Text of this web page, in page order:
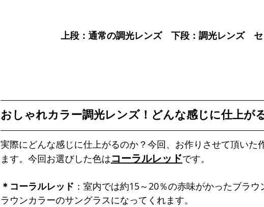
上段：通常の調光レンズ　下段：調光レンズ　
おしゃれカラー調光レンズ！どんな感じに仕上が
実際にどんな感じに仕上がるのか？今回、お作りさせて頂いた
ます。今回お選びした色はコーラルレッドです。
＊コーラルレッド ：室内では約15～20％の赤味がかったブラ
ラウンカラーのサングラスになってくれます。